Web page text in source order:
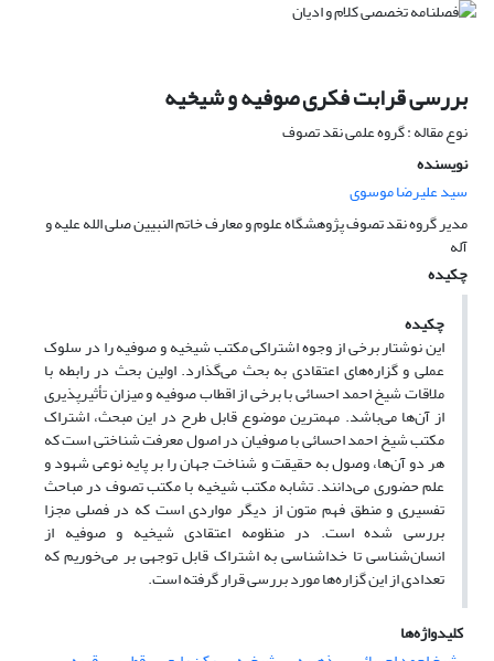
بررسی قرابت فکری صوفیه و شیخیه
نوع مقاله : گروه علمی نقد تصوف
نویسنده
سید علیرضا موسوی
مدیر گروه نقد تصوف پژوهشگاه علوم و معارف خاتم النبیین صلی الله علیه و
آله
چکیده
چکیده
این نوشتار برخی از وجوه اشتراکی مکتب شیخیه و صوفیه را در سلوک
عملی و گزاره‌های اعتقادی به بحث می‌گذارد. اولین بحث در رابطه با
ملاقات شیخ احمد احسائی با برخی از اقطاب صوفیه و میزان تأثیرپذیری
از آن‌ها می‌باشد. مهمترین موضوع قابل طرح در این مبحث، اشتراک
مکتب شیخ احمد احسائی با صوفیان در اصول معرفت شناختی است که
هر دو آن‌ها، وصول به حقیقت و شناخت جهان را بر پایه نوعی شهود و
علم حضوری می‌دانند. تشابه مکتب شیخیه با مکتب تصوف در مباحث
تفسیری و منطق فهم متون از دیگر مواردی است که در فصلی مجزا
بررسی شده ‌است. در منظومه ‌اعتقادی شیخیه و صوفیه ‌از
انسان‌شناسی تا خداشناسی به‌ اشتراک قابل توجهی بر می‌خوریم که
تعدادی از این گزاره‌ها مورد بررسی قرار گرفته است.
کلیدواژه‌ها